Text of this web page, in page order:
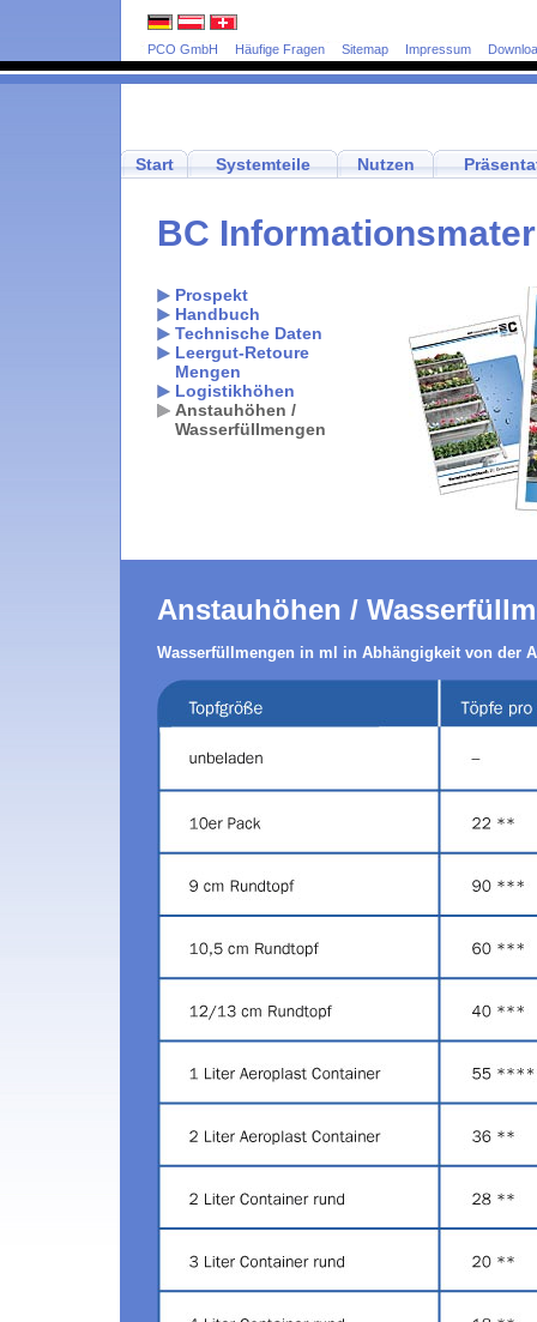
PCO GmbH Häufige Fragen Sitemap Impressum
Start Systemteile Nutzen
BC
Prospekt
Handbuch
Technische Daten
Leergut-Retoure
Mengen
Logistikhöhen
Anstauhöhen /
Wasserfüllmengen
Anstauhöhen /
Wasserfüllmengen in ml in Abhängigkeit von der